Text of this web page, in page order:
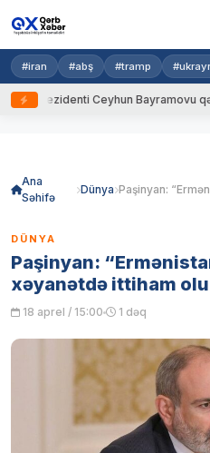
#iran #abş #tramp
Ceyhun Bayramovu qəbul
Ana
Səhifə
Dünya
DÜNYA
Paşinyan:
xəyanətdə ittiham
18 aprel / 15:00 1 dəq